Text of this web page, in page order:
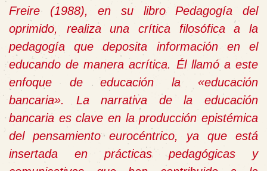
Freire (1988), en su libroPedagogía del
oprimido, realiza una crítica filosófica a la
pedagogía que deposita información en el
educando de manera acrítica. Él llamó a este
enfoque de educación la «educación
bancaria». La narrativa de la educación
bancaria es clave en la producción epistémica
del pensamiento eurocéntrico, ya que está
insertada en prácticas pedagógicas y